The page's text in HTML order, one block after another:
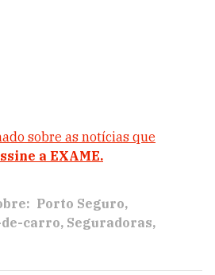
sobre as notícias que
a EXAME.
Porto Seguro
carro Seguradoras